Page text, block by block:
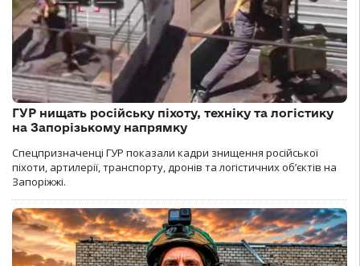
ГУР нищать російську піхоту, техніку та логістику
на Запорізькому напрямку
Спецпризначенці ГУР показали кадри знищення російської
піхоти, артилерії, транспорту, дронів та логістичних об’єктів на
Запоріжжі.